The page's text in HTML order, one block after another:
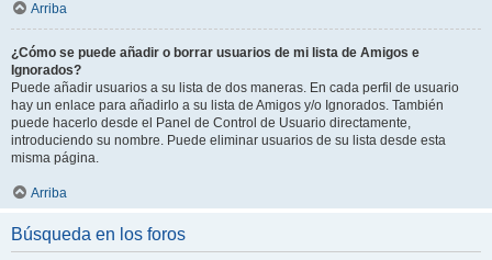
Arriba
¿Cómo se puede añadir o borrar usuarios de mi lista de Amigos e
Ignorados?
Puede añadir usuarios a su lista de dos maneras. En cada perfil de usuario
hay un enlace para añadirlo a su lista de Amigos y/o Ignorados. También
puede hacerlo desde el Panel de Control de Usuario directamente,
introduciendo su nombre. Puede eliminar usuarios de su lista desde esta
misma página.
Arriba
Búsqueda en los foros